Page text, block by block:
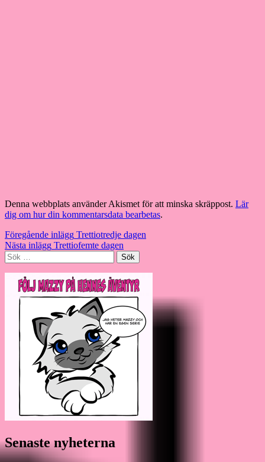
Denna webbplats använder Akismet för att minska skräppost. Lär
dig om hur din kommentarsdata bearbetas.
Inläggsnavigering
Föregående inlägg Trettiotredje dagen
Nästa inlägg Trettiofemte dagen
Sök
efter:
Senaste nyheterna